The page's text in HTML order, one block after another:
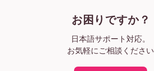
卒業記念フォトブック
年間フォトブック
バレンタインフォトブック
レシピフォトブック
フォトブックセール
デザインカバーフォトブック
お困りですか？
日本語サポート対応。
お気軽にご相談ください